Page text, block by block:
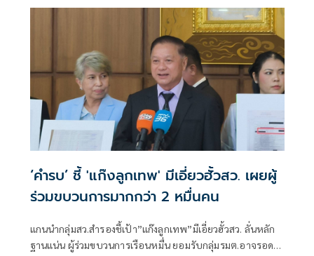
การปฏิบัติหน้าที่หรือไม่
‘คำรบ’ ชี้ 'แก๊งลูกเทพ' มีเอี่ยวฮั้วสว. เผยผู้
ร่วมขบวนการมากกว่า 2 หมื่นคน
แกนนำกลุ่มสว.สำรองชี้เป้า”แก๊งลูกเทพ”มีเอี่ยวฮั้วสว. ลั่นหลัก
ฐานแน่น ผู้ร่วมขบวนการเรือนหมื่น ยอมรับกลุ่มรมต.อาจรอด